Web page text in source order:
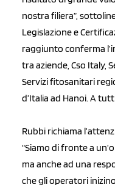
nostra filiera”,
Legislazione e
raggiunto conferma
tra aziende, Cso Italy,
Servizi fitosanitari
d’Italia ad Hanoi. A
Rubbi richiama
“Siamo di fronte a
ma anche ad una
che gli operatori